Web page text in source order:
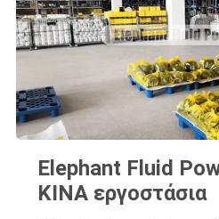
επιπτώσεων των
επιπτώσεων των
επιπτώσεων.
Elephant Fluid
ΚΙΝΑ εργοστάσια